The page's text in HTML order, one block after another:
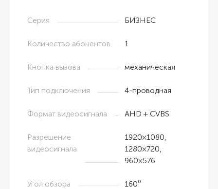
Серия БИЗНЕС
Количество абонентов 1
Кнопка вызова механическая
Тип подключения 4-проводная
Формат видеосигнала AHD + CVBS
Разрешение
видеосигнала
1920×1080,
1280×720,
960×576
Угол обзора 160⁰